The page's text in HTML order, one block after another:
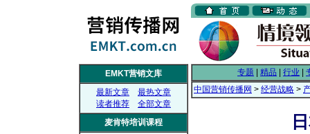
EMKT营销文库
最新文章
最热文章
读者推荐
全部文章
麦肯特培训课程
专题 精品 行业
中国营销传播网 > 经营战略 >